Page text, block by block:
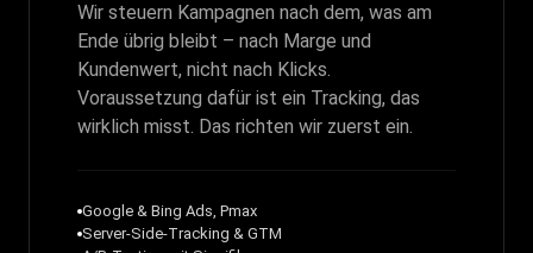
Wir steuern Kampagnen nach dem, was am
Ende übrig bleibt – nach Marge und
Kundenwert, nicht nach Klicks.
Voraussetzung dafür ist ein Tracking, das
wirklich misst. Das richten wir zuerst ein.
Google & Bing Ads, Pmax
Server-Side-Tracking & GTM